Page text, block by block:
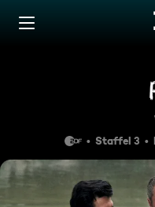
Zum Inhalt
Staffel 3